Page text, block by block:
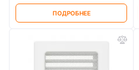
ПОДРОБНЕЕ